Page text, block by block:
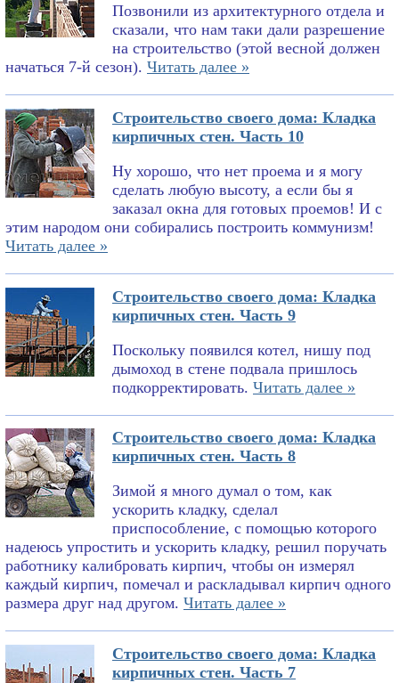
Позвонили из архитектурного отдела и
сказали, что нам таки дали разрешение
на строительство (этой весной должен
начаться 7-й сезон). Читать далее »
Строительство своего дома: Кладка
кирпичных стен. Часть 10
Ну хорошо, что нет проема и я могу
сделать любую высоту, а если бы я
заказал окна для готовых проемов! И с
этим народом они собирались построить коммунизм!
Читать далее »
Строительство своего дома: Кладка
кирпичных стен. Часть 9
Поскольку появился котел, нишу под
дымоход в стене подвала пришлось
подкорректировать. Читать далее »
Строительство своего дома: Кладка
кирпичных стен. Часть 8
Зимой я много думал о том, как
ускорить кладку, сделал
приспособление, с помощью которого
надеюсь упростить и ускорить кладку, решил поручать
работнику калибровать кирпич, чтобы он измерял
каждый кирпич, помечал и раскладывал кирпич одного
размера друг над другом. Читать далее »
Строительство своего дома: Кладка
кирпичных стен. Часть 7